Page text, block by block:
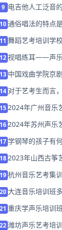
9 电吉他人工泛音
10通俗唱法的特点
11 舞蹈艺考培训学
12视唱练耳——声
13 中国戏曲学院京
14 对于艺考生而言
152024年广州音乐
162024年苏州声乐
17学钢琴的孩子有
182023年山西古筝
19杭州音乐艺考集
20大连音乐培训班
21 重庆学声乐培训
22潍坊声乐艺考培